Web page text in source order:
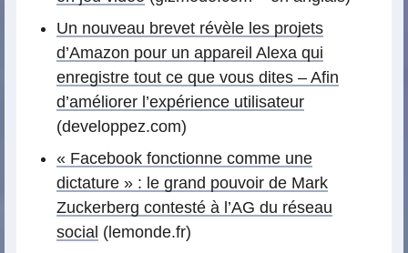
Un nouveau brevet révèle les projets
d’Amazon pour un appareil Alexa qui
enregistre tout ce que vous dites – Afin
d’améliorer l’expérience utilisateur
(developpez.com)
« Facebook fonctionne comme une
dictature » : le grand pouvoir de Mark
Zuckerberg contesté à l’AG du réseau
social (lemonde.fr)